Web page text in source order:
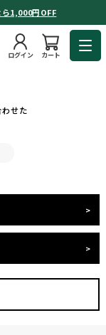
1,000円OFF
ログイン カート
せた